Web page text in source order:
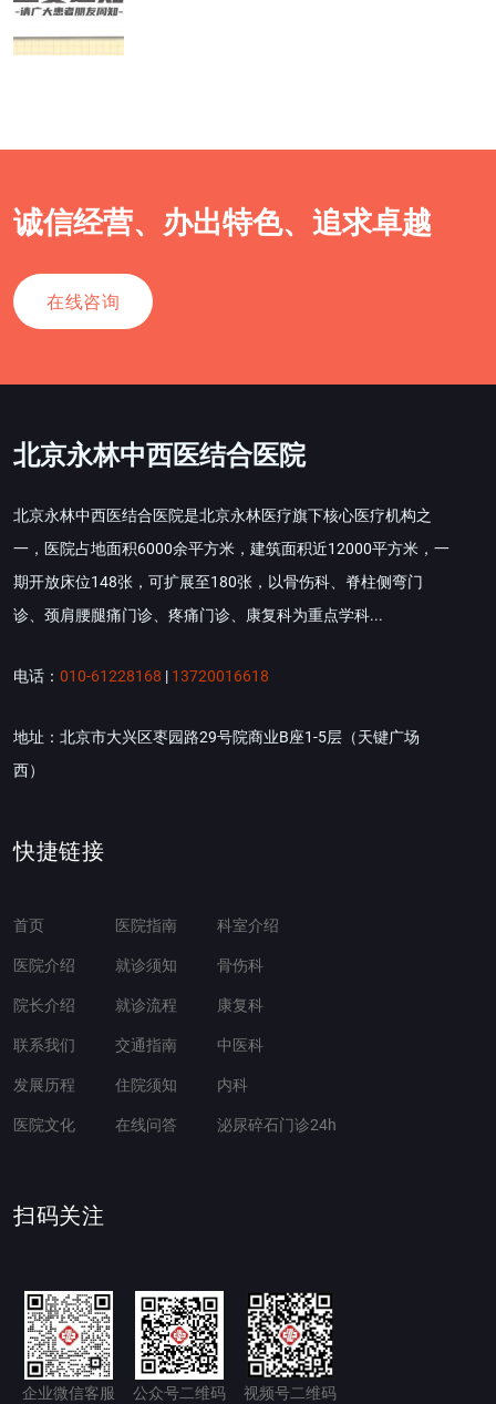
诚信经营、办出特色、追求卓越
在线咨询
北京永林中西医结合医院
北京永林中西医结合医院是北京永林医疗旗下核心医疗机构之
一，医院占地面积6000余平方米，建筑面积近12000平方米，一
期开放床位148张，可扩展至180张，以骨伤科、脊柱侧弯门
诊、颈肩腰腿痛门诊、疼痛门诊、康复科为重点学科...
电话： 010-61228168 | 13720016618
地址：北京市大兴区枣园路29号院商业B座1-5层（天键广场
西）
快捷链接
首页
医院介绍
院长介绍
联系我们
发展历程
医院文化
医院指南
就诊须知
就诊流程
交通指南
住院须知
在线问答
科室介绍
骨伤科
康复科
中医科
内科
泌尿碎石门诊24h
扫码关注
企业微信客服 公众号二维码 视频号二维码